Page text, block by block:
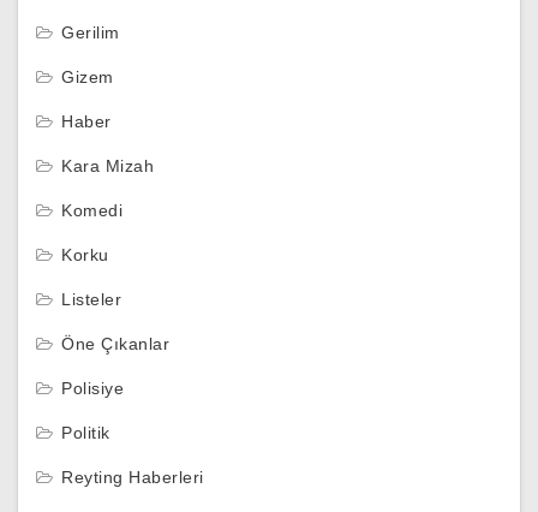
Gerilim
Gizem
Haber
Kara Mizah
Komedi
Korku
Listeler
Öne Çıkanlar
Polisiye
Politik
Reyting Haberleri